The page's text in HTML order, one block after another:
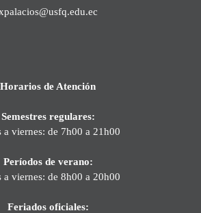
Horarios de Atención
Semestres regulares:
a viernes: de 7h00 a 21h00
Períodos de verano:
a viernes: de 8h00 a 20h00
Feriados oficiales: